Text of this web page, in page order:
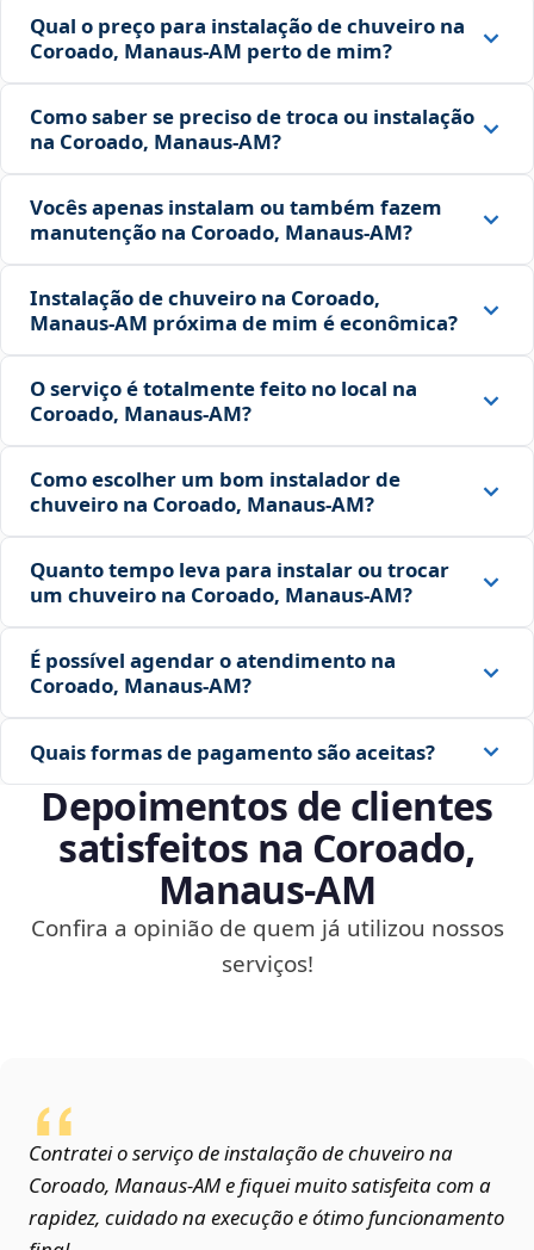
Qual o preço para instalação de chuveiro na
Coroado, Manaus‑AM perto de mim?
Como saber se preciso de troca ou instalação
na Coroado, Manaus‑AM?
Vocês apenas instalam ou também fazem
manutenção na Coroado, Manaus‑AM?
Instalação de chuveiro na Coroado,
Manaus‑AM próxima de mim é econômica?
O serviço é totalmente feito no local na
Coroado, Manaus‑AM?
Como escolher um bom instalador de
chuveiro na Coroado, Manaus‑AM?
Quanto tempo leva para instalar ou trocar
um chuveiro na Coroado, Manaus‑AM?
É possível agendar o atendimento na
Coroado, Manaus‑AM?
Quais formas de pagamento são aceitas?
Depoimentos de clientes
satisfeitos na Coroado,
Manaus‑AM
Confira a opinião de quem já utilizou nossos
serviços!
Contratei o serviço de instalação de chuveiro na
Coroado, Manaus‑AM e fiquei muito satisfeita com a
rapidez, cuidado na execução e ótimo funcionamento